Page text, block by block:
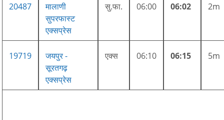
20487
मालाणी
सुपरफास्ट
एक्सप्रेस
सु.फा. 06:00 06:02 2m
19719
जयपुर -
सूरतगढ़
एक्सप्रेस
एक्स 06:10 06:15 5m